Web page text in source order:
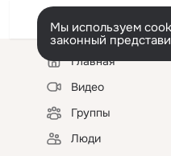
Мы используем
законный
Левая
колонкаГлавная
Видео
Группы
Люди